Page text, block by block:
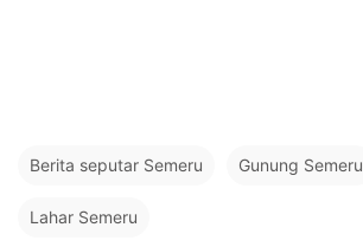
Berita seputar Semeru Gunung Semeru
Lahar Semeru